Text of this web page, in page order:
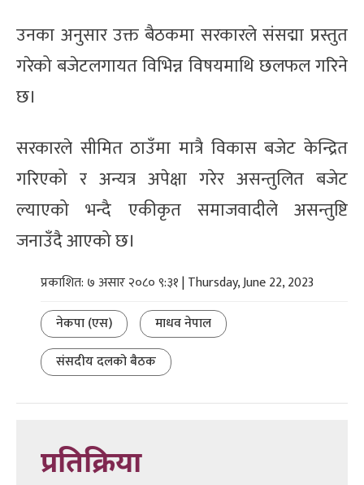
उनका अनुसार उक्त बैठकमा सरकारले संसद्मा प्रस्तुत
गरेको बजेटलगायत विभिन्न विषयमाथि छलफल गरिने
छ।
सरकारले सीमित ठाउँमा मात्रै विकास बजेट केन्द्रित
गरिएको र अन्यत्र अपेक्षा गरेर असन्तुलित बजेट
ल्याएको भन्दै एकीकृत समाजवादीले असन्तुष्टि
जनाउँदै आएको छ।
प्रकाशित: ७ असार २०८० ९:३१ | Thursday, June 22, 2023
नेकपा (एस)
माधव नेपाल
संसदीय दलको बैठक
प्रतिक्रिया